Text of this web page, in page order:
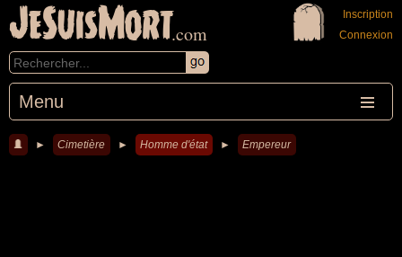
JeSuisMort.com
Menu
Inscription
Connexion
► Cimetière ► Homme d'état ► Empereur